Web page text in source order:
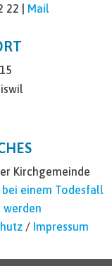
22 | Mail
Kirchgemeinde
bei einem Todesfall
/ Impressum